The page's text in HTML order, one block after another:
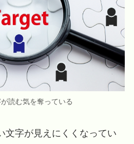
読む気を奪っている
文字が見えにくくなってい